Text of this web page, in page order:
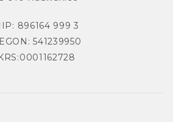
896164 999 3
541239950